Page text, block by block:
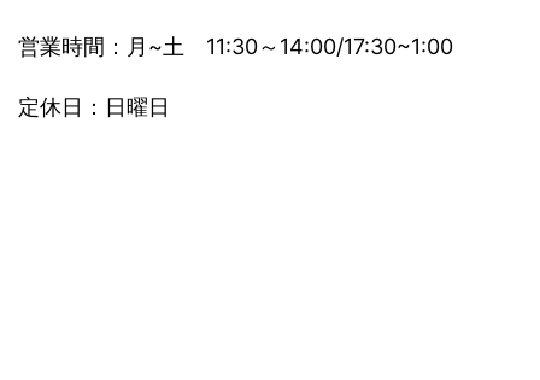
営業時間：月~土 11:30～14:00/17:30~1:00
定休日：日曜日